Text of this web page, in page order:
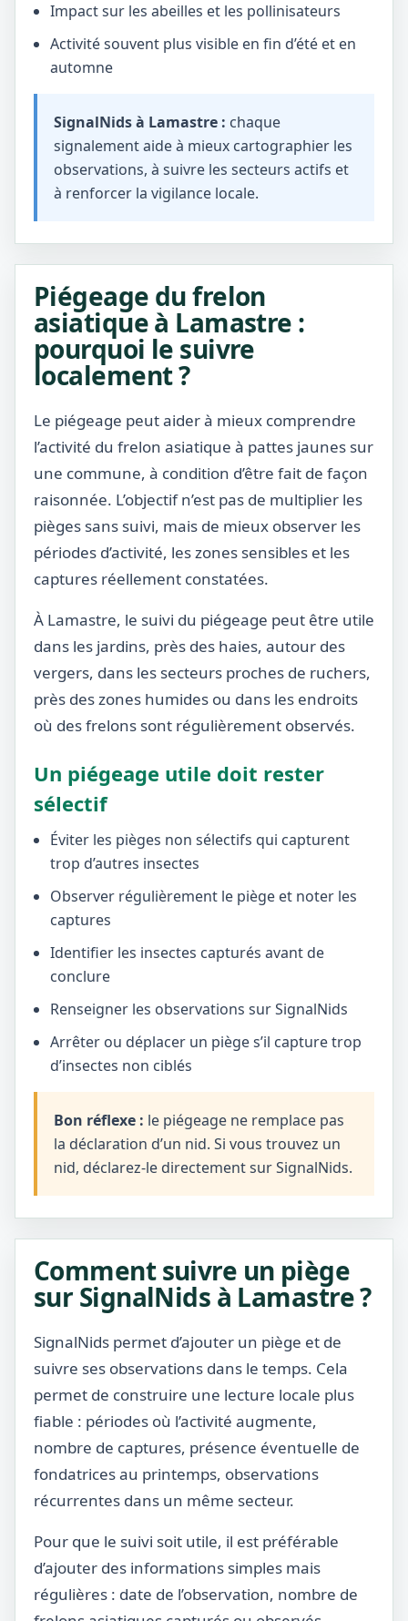
Impact sur les abeilles et les pollinisateurs
Activité souvent plus visible en fin d’été et en
automne
SignalNids à Lamastre : chaque
signalement aide à mieux cartographier les
observations, à suivre les secteurs actifs et
à renforcer la vigilance locale.
Piégeage du frelon
asiatique à Lamastre :
pourquoi le suivre
localement ?
Le piégeage peut aider à mieux comprendre
l’activité du frelon asiatique à pattes jaunes sur
une commune, à condition d’être fait de façon
raisonnée. L’objectif n’est pas de multiplier les
pièges sans suivi, mais de mieux observer les
périodes d’activité, les zones sensibles et les
captures réellement constatées.
À Lamastre, le suivi du piégeage peut être utile
dans les jardins, près des haies, autour des
vergers, dans les secteurs proches de ruchers,
près des zones humides ou dans les endroits
où des frelons sont régulièrement observés.
Un piégeage utile doit rester
sélectif
Éviter les pièges non sélectifs qui capturent
trop d’autres insectes
Observer régulièrement le piège et noter les
captures
Identifier les insectes capturés avant de
conclure
Renseigner les observations sur SignalNids
Arrêter ou déplacer un piège s’il capture trop
d’insectes non ciblés
Bon réflexe : le piégeage ne remplace pas
la déclaration d’un nid. Si vous trouvez un
nid, déclarez-le directement sur SignalNids.
Comment suivre un piège
sur SignalNids à Lamastre ?
SignalNids permet d’ajouter un piège et de
suivre ses observations dans le temps. Cela
permet de construire une lecture locale plus
fiable : périodes où l’activité augmente,
nombre de captures, présence éventuelle de
fondatrices au printemps, observations
récurrentes dans un même secteur.
Pour que le suivi soit utile, il est préférable
d’ajouter des informations simples mais
régulières : date de l’observation, nombre de